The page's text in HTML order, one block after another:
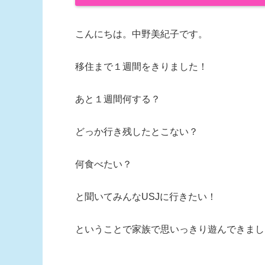
こんにちは。中野美紀子です。
移住まで１週間をきりました！
あと１週間何する？
どっか行き残したとこない？
何食べたい？
と聞いてみんなUSJに行きたい！
ということで家族で思いっきり遊んできま